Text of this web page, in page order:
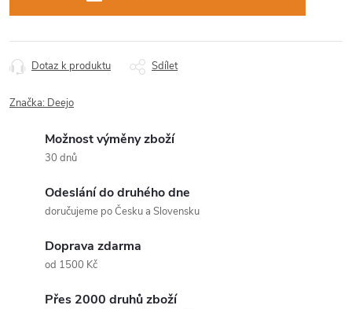
Dotaz k produktu Sdílet
Značka: Deejo
Možnost výměny zboží
30 dnů
Odeslání do druhého dne
doručujeme po Česku a Slovensku
Doprava zdarma
od 1500 Kč
Přes 2000 druhů zboží